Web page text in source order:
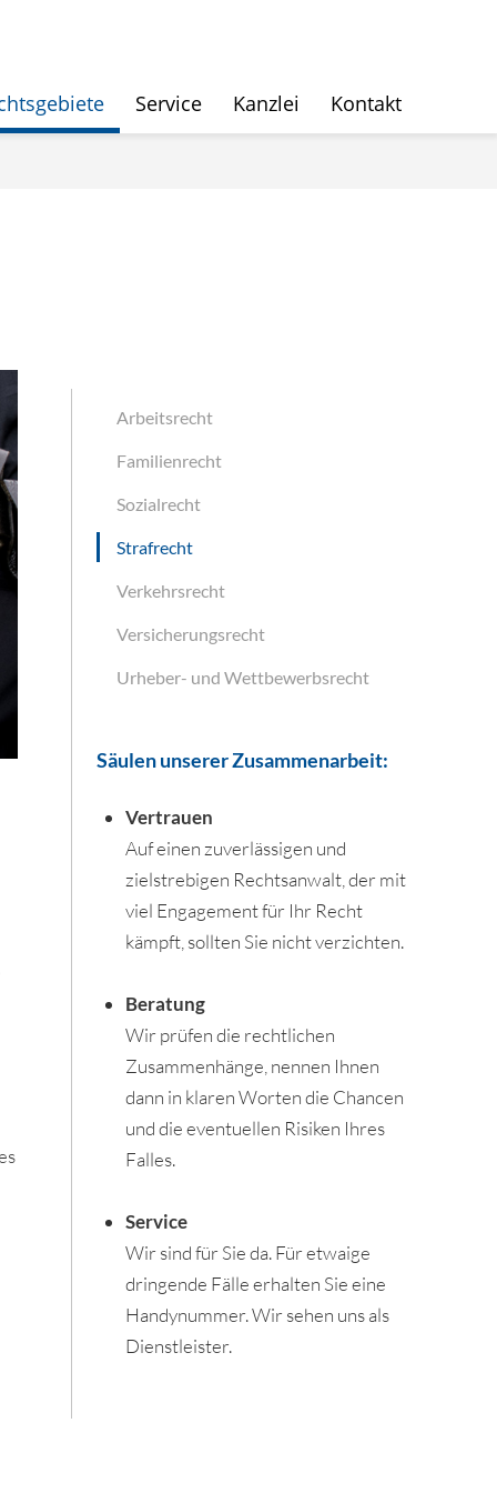
Service Kanzlei Kontakt
Arbeitsrecht
Familienrecht
Sozialrecht
Strafrecht
Verkehrsrecht
Versicherungsrecht
Urheber- und Wettbewerbsrecht
Säulen unserer Zusammenarbeit:
Vertrauen
Auf einen zuverlässigen und
zielstrebigen Rechtsanwalt, der mit
viel Engagement für Ihr Recht
kämpft, sollten Sie nicht verzichten.
Beratung
Wir prüfen die rechtlichen
Zusammenhänge, nennen Ihnen
dann in klaren Worten die Chancen
und die eventuellen Risiken Ihres
Falles.
Service
Wir sind für Sie da. Für etwaige
dringende Fälle erhalten Sie eine
Handynummer. Wir sehen uns als
Dienstleister.